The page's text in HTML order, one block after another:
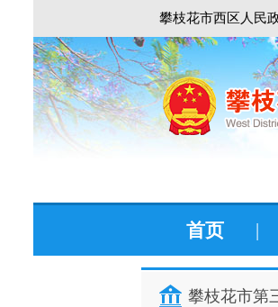
攀枝花市西区人民
首页 |
攀枝花市第